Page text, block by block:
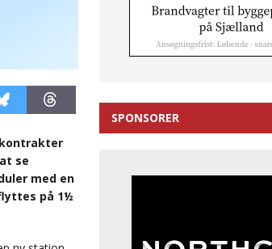
se
med en
på 1½
SPONSORER